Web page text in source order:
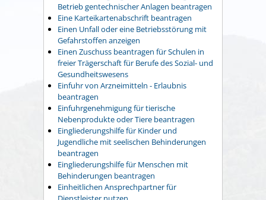
Betrieb gentechnischer Anlagen beantragen
Eine Karteikartenabschrift beantragen
Einen Unfall oder eine Betriebsstörung mit
Gefahrstoffen anzeigen
Einen Zuschuss beantragen für Schulen in
freier Trägerschaft für Berufe des Sozial- und
Gesundheitswesens
Einfuhr von Arzneimitteln - Erlaubnis
beantragen
Einfuhrgenehmigung für tierische
Nebenprodukte oder Tiere beantragen
Eingliederungshilfe für Kinder und
Jugendliche mit seelischen Behinderungen
beantragen
Eingliederungshilfe für Menschen mit
Behinderungen beantragen
Einheitlichen Ansprechpartner für